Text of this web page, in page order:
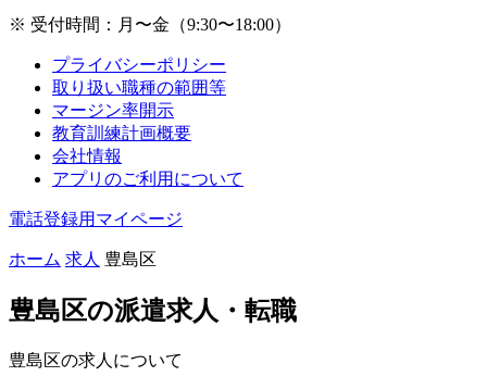
※ 受付時間：月〜金（9:30〜18:00）
プライバシーポリシー
取り扱い職種の範囲等
マージン率開示
教育訓練計画概要
会社情報
アプリのご利用について
電話登録用マイページ
ホーム 求人 豊島区
豊島区の派遣求人・転職
豊島区の求人について